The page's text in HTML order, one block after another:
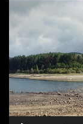
Lecteur